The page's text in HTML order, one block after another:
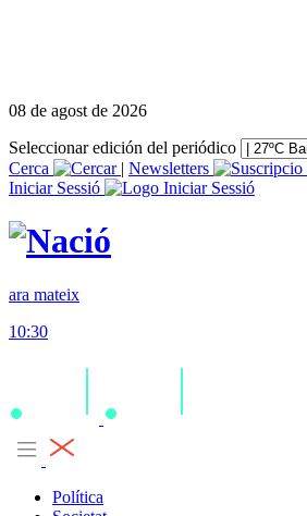
08 de agost de 2026
Seleccionar edición del periódico
Cerca
| Newsletters
Iniciar Sessió
ara mateix
10:30
Política